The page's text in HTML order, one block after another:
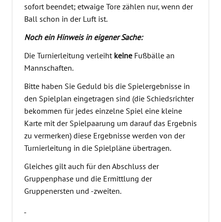
sofort beendet; etwaige Tore zählen nur, wenn der
Ball schon in der Luft ist.
Noch ein Hinweis in eigener Sache:
Die Turnierleitung verleiht keine Fußbälle an
Mannschaften.
Bitte haben Sie Geduld bis die Spielergebnisse in
den Spielplan eingetragen sind (die Schiedsrichter
bekommen für jedes einzelne Spiel eine kleine
Karte mit der Spielpaarung um darauf das Ergebnis
zu vermerken) diese Ergebnisse werden von der
Turnierleitung in die Spielpläne übertragen.
Gleiches gilt auch für den Abschluss der
Gruppenphase und die Ermittlung der
Gruppenersten und -zweiten.